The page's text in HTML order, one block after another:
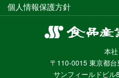
食
産
業
本社
〒110-0015 東京都
サンフィールドビル
個人情報保護方針